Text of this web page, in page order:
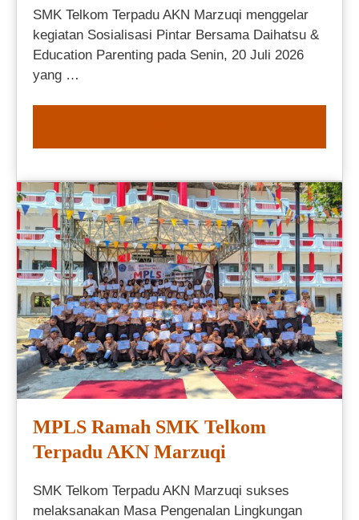
SMK Telkom Terpadu AKN Marzuqi menggelar
kegiatan Sosialisasi Pintar Bersama Daihatsu &
Education Parenting pada Senin, 20 Juli 2026
yang …
MPLS Ramah SMK Telkom
Terpadu AKN Marzuqi
SMK Telkom Terpadu AKN Marzuqi sukses
melaksanakan Masa Pengenalan Lingkungan